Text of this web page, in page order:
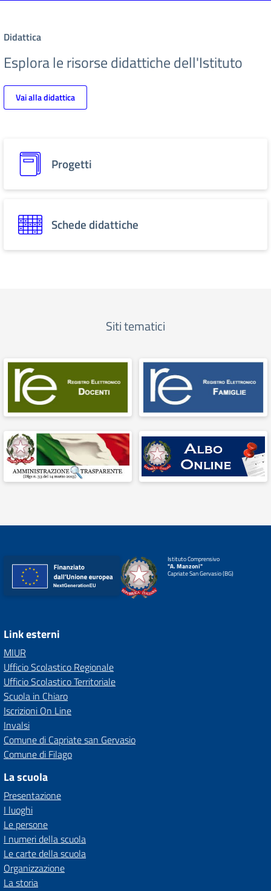
Didattica
Esplora le risorse didattiche dell'Istituto
Vai alla didattica
Progetti
Schede didattiche
Siti tematici
Istituto Comprensivo
"A. Manzoni"
Capriate San Gervasio (BG)
Link esterni
MIUR
Ufficio Scolastico Regionale
Ufficio Scolastico Territoriale
Scuola in Chiaro
Iscrizioni On Line
Invalsi
Comune di Capriate san Gervasio
Comune di Filago
La scuola
Presentazione
I luoghi
Le persone
I numeri della scuola
Le carte della scuola
Organizzazione
La storia